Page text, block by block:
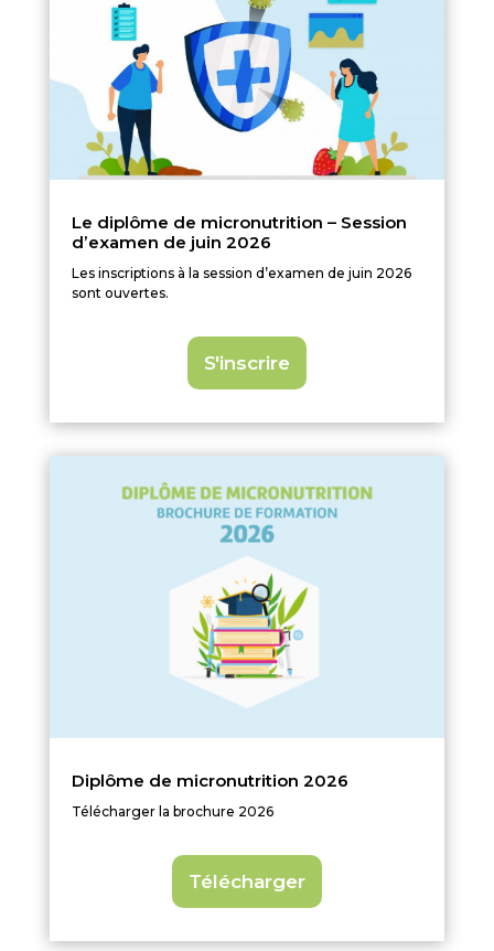
Le diplôme de micronutrition – Session
d’examen de juin 2026
Les inscriptions à la session d’examen de juin 2026
sont ouvertes.
S'inscrire
Diplôme de micronutrition 2026
Télécharger la brochure 2026
Télécharger